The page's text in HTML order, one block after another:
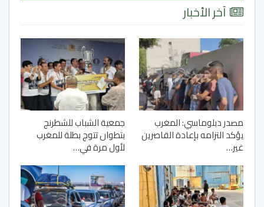
آخر الأخبار
مصدر دبلوماسي: المغرب
يؤكد التزامه بإعادة القاصرين
غير…
جمعية الشباب للشطرنج
بتطوان تتوج بطلة للمغرب
لأول مرة في…